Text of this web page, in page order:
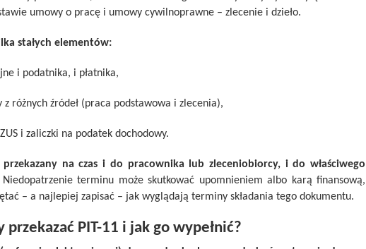
umowy o pracę i umowy cywilnoprawne – zlecenie i dzieło.
stałych elementów:
i podatnika, i płatnika,
z różnych źródeł (praca podstawowa i zlecenia),
i zaliczki na podatek dochodowy.
na czas i do pracownika lub zleceniobiorcy, i do właściwego
Niedopatrzenie terminu może skutkować upomnieniem albo karą finansową,
– a najlepiej zapisać – jak wyglądają terminy składania tego dokumentu.
przekazać PIT-11 i jak go wypełnić?